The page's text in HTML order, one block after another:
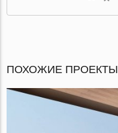
ПОХОЖИЕ ПРОЕКТЫ